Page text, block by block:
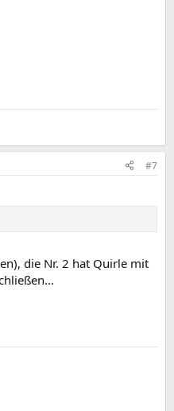
#7
die Nr. 2 hat Quirle mit